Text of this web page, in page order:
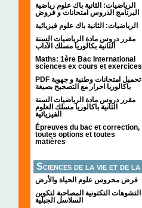
الرياضيات: الثانية باك علوم رياضية
البرنامج الدروس امتحانات و فروض
الرياضيات: الثانية باك علوم فيزيائية
مقرر دروس مادة الرياضيات السنة
الثانية بكالوريا مسلك الآداب
Maths: 1ère Bac International
sciences ex cours et exercices
PDF تحميل امتحانات وطنية و جهوية
باكالوريا احرار مع التصحيح بصيغة
مقرر دروس مادة الرياضيات السنة
الثانية باكالوريا مسلك العلوم
الفيزيائية
Épreuves du bac et correction,
toutes options et toutes
matières
Sciences de la vie et de la
terre
فرض محروس علوم الحياة والأرض
التشوهات التكتونیة المصاحبة لتكوین
السلاسل الجبلیة